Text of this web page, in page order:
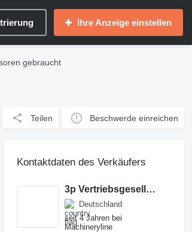
Ihre Anzeige einstellen
gebraucht
Teilen Beschwerde einreichen
Kontaktdaten des Verkäufers
3p Vertriebsgesellschaft mbH
Deutschland
seit 4 Jahren bei
Machineryline